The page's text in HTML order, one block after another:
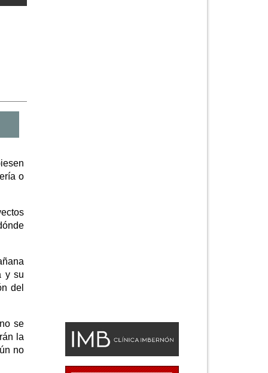
o
y su
del
se
la
no